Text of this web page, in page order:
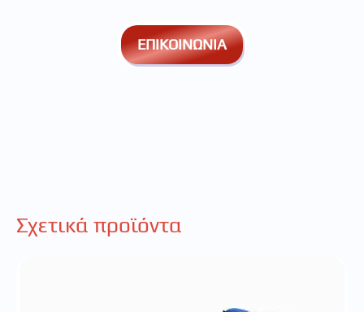
ΕΠΙΚΟΙΝΩΝΙΑ
Σχετικά προϊόντα